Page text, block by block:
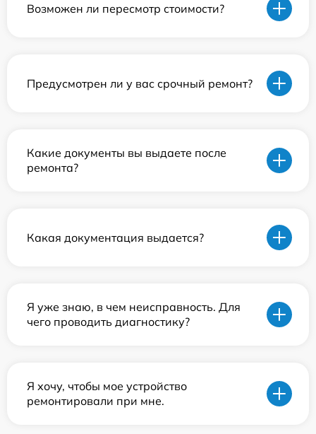
Возможен ли пересмотр стоимости?
Предусмотрен ли у вас срочный ремонт?
Какие документы вы выдаете после
ремонта?
Какая документация выдается?
Я уже знаю, в чем неисправность. Для
чего проводить диагностику?
Я хочу, чтобы мое устройство
ремонтировали при мне.